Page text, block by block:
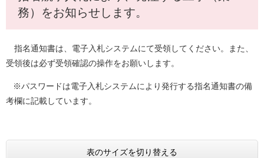
務）をお知らせします。
指名通知書は、電子入札システムにて受領してください。また、
受領後は必ず受領確認の操作をお願いします。
※パスワードは電子入札システムにより発行する指名通知書の備
考欄に記載しています。
表のサイズを切り替える